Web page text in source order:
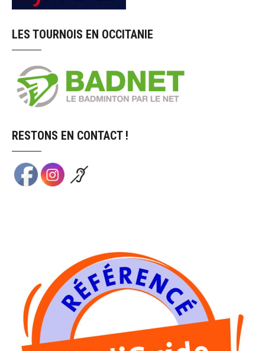
LES TOURNOIS EN OCCITANIE
RESTONS EN CONTACT !